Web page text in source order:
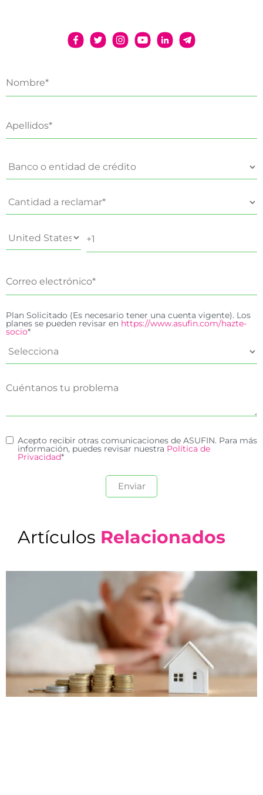
Plan Solicitado (Es necesario tener una cuenta vigente). Los
planes se pueden revisar en https://www.asufin.com/hazte-
socio*
Acepto recibir otras comunicaciones de ASUFIN. Para más
información, puedes revisar nuestra Política de
Privacidad*
Artículos Relacionados